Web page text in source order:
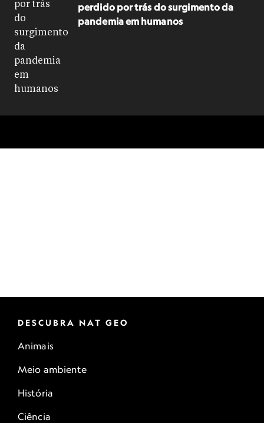
perdido por trás do surgimento da
pandemia em humanos
DESCUBRA NAT GEO
Animais
Meio ambiente
História
Ciência